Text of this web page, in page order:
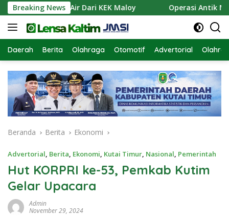
Langsung
ke
konten
Breaking News
Pasokan Air Dari KEK Maloy Operasi Antik
Daerah Berita Olahraga Otomotif Advertorial
Beranda Berita Ekonomi
Advertorial, Berita, Ekonomi, Kutai Timur, Nasional, Pemerintah
Hut KORPRI ke-53, Pemkab Kutim
Gelar Upacara
Admin
November 29, 2024